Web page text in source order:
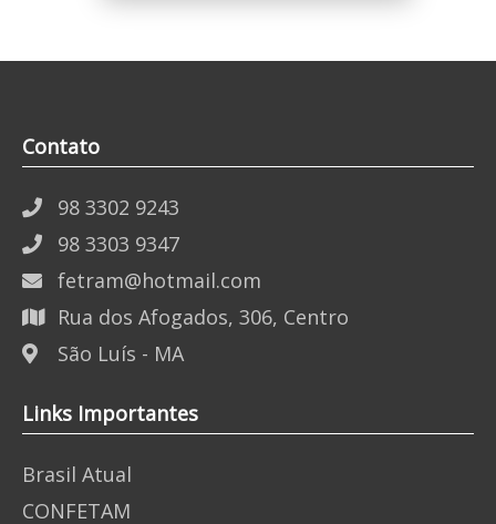
Contato
98 3302 9243
98 3303 9347
fetram@hotmail.com
Rua dos Afogados, 306, Centro
São Luís - MA
Links Importantes
Brasil Atual
CONFETAM